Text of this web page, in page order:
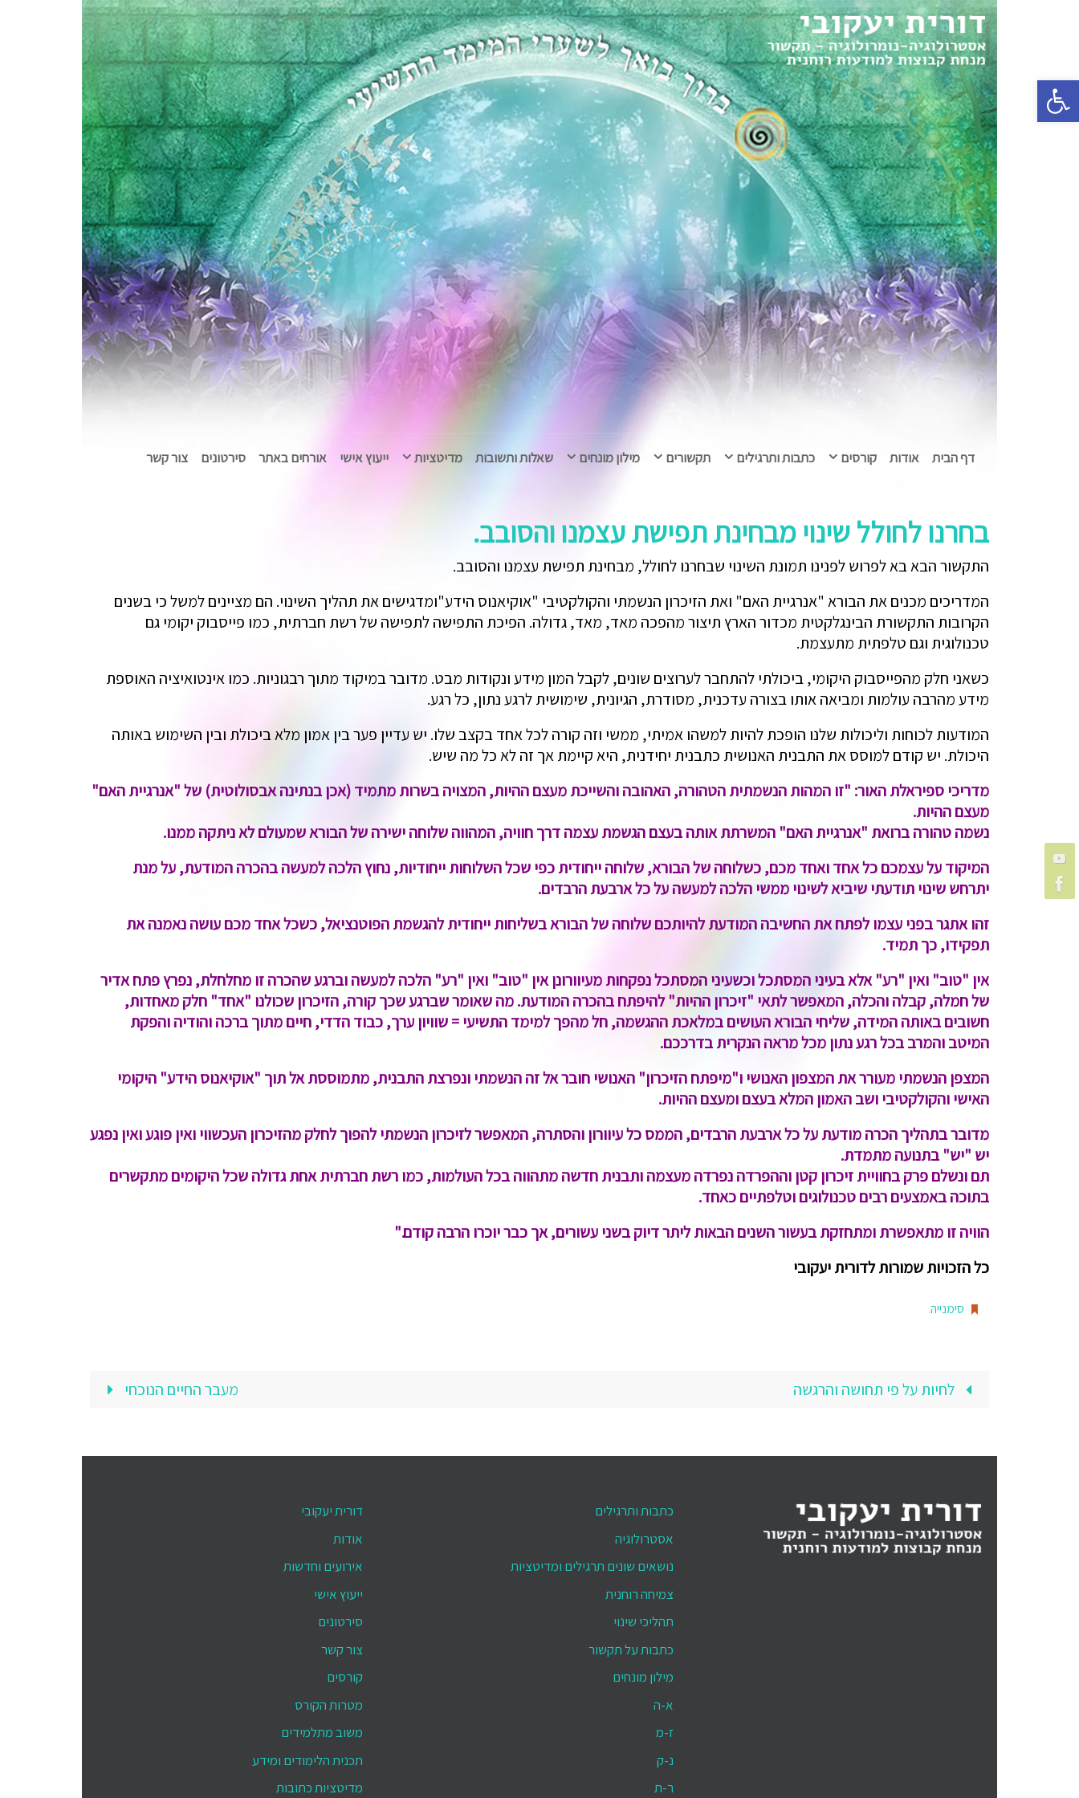
פתח סרגל נגישות
דף הבית אודות קורסים כתבות ותרגילים תקשורים מילון מונחים שאלות ותשובות מדיטציות ייעוץ אישי אורחים באתר סירטונים צור קשר
בחרנו לחולל שינוי מבחינת תפישת עצמנו והסובב.
התקשור הבא בא לפרוש לפנינו תמונת השינוי שבחרנו לחולל, מבחינת תפישת עצמנו והסובב.
המדריכים מכנים את הבורא "אנרגיית האם" ואת הזיכרון הנשמתי והקולקטיבי "אוקיאנוס הידע"ומדגישים את תהליך השינוי. הם מציינים למשל כי בשנים
הקרובות התקשורת הבינגלקטית מכדור הארץ תיצור מהפכה מאד, מאד, גדולה. הפיכת התפישה לתפישה של רשת חברתית, כמו פייסבוק יקומי גם
טכנולוגית וגם טלפתית מתעצמת.
כשאני חלק מהפייסבוק היקומי, ביכולתי להתחבר לערוצים שונים, לקבל המון מידע ונקודות מבט. מדובר במיקוד מתוך רבגוניות. כמו אינטואיציה האוספת
מידע מהרבה עולמות ומביאה אותו בצורה עדכנית, מסודרת, הגיונית, שימושית לרגע נתון, כל רגע.
המודעות לכוחות וליכולות שלנו הופכת להיות למשהו אמיתי, ממשי וזה קורה לכל אחד בקצב שלו. יש עדיין פער בין אמון מלא ביכולת ובין השימוש באותה
היכולת. יש קודם למוסס את התבנית האנושית כתבנית יחידנית, היא קיימת אך זה לא כל מה שיש.
מדריכי ספיראלת האור: "זו המהות הנשמתית הטהורה, האהובה והשייכת מעצם ההיות, המצויה בשרות מתמיד (אכן בנתינה אבסולוטית) של "אנרגיית האם"
מעצם ההיות.
נשמה טהורה ברואת "אנרגיית האם" המשרתת אותה בעצם הגשמת עצמה דרך חוויה, המהווה שלוחה ישירה של הבורא שמעולם לא ניתקה ממנו.
המיקוד על עצמכם כל אחד ואחד מכם, כשלוחה של הבורא, שלוחה ייחודית כפי שכל השלוחות ייחודיות, נחוץ הלכה למעשה בהכרה המודעת, על מנת
יתרחש שינוי תודעתי שיביא לשינוי ממשי הלכה למעשה על כל ארבעת הרבדים.
זהו אתגר בפני עצמו לפתח את החשיבה המודעת להיותכם שלוחה של הבורא בשליחות ייחודית להגשמת הפוטנציאל, כשכל אחד מכם עושה נאמנה את
תפקידו, כך תמיד.
אין "טוב" ואין "רע" אלא בעיני המסתכל וכשעיני המסתכל נפקחות מעיוורונן אין "טוב" ואין "רע" הלכה למעשה וברגע שהכרה זו מחלחלת, נפרץ פתח אדיר
של חמלה, קבלה והכלה, המאפשר לתאי "זיכרון ההיות" להיפתח בהכרה המודעת. מה שאומר שברגע שכך קורה, הזיכרון שכולנו "אחד" חלק מאחדות,
חשובים באותה המידה, שליחי הבורא העושים במלאכת ההגשמה, חל מהפך למימד התשיעי = שוויון ערך, כבוד הדדי, חיים מתוך ברכה והודיה והפקת
המיטב והמרב בכל רגע נתון מכל מראה הנקרית בדרככם.
המצפן הנשמתי מעורר את המצפון האנושיו"מיפתח הזיכרון" האנושי חובר אל זה הנשמתי ונפרצת התבנית, מתמוססת אל תוך "אוקיאנוס הידע" היקומי
האישי והקולקטיבי ושב האמון המלא בעצם ומעצם ההיות.
מדובר בתהליך הכרה מודעת על כל ארבעת הרבדים, הממס כל עיוורון והסתרה, המאפשר לזיכרון הנשמתי להפוך לחלק מהזיכרון העכשווי ואין פוגע ואין נפגע
יש "יש" בתנועה מתמדת.
תם ונשלם פרק בחוויית זיכרון קטן וההפרדה נפרדה מעצמה ותבנית חדשה מתהווה בכל העולמות, כמו רשת חברתית אחת גדולה שכל היקומים מתקשרים
בתוכה באמצעים רבים טכנולוגים וטלפתיים כאחד.
הוויה זו מתאפשרת ומתחזקת בעשור השנים הבאות ליתר דיוק בשני עשורים, אך כבר יוכרו הרבה קודם."
כל הזכויות שמורות לדורית יעקובי
סימנייה.
לחיות על פי תחושה והרגשה מעבר החיים הנוכחי
כתבות ותרגילים
אסטרולוגיה
נושאים שונים תרגילים ומדיטציות
צמיחה רוחנית
תהליכי שינוי
כתבות על תקשור
מילון מונחים
א-ה
ז-מ
נ-ק
ר-ת
דורית יעקובי
אודות
אירועים וחדשות
ייעוץ אישי
סירטונים
צור קשר
קורסים
מטרות הקורס
משוב מתלמידים
תכנית הלימודים ומידע
מדיטציות כתובות